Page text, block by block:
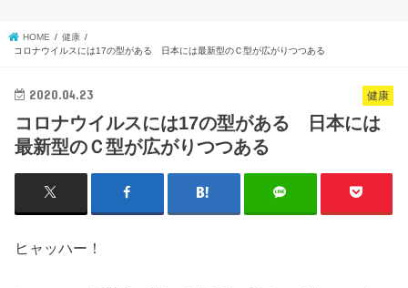
HOME
健康
コロナウイルスには17の型がある 日本には最新型のＣ型が広がりつつある
健康
2020.04.23
コロナウイルスには17の型がある 日本には
最新型のＣ型が広がりつつある
ヒャッハー！